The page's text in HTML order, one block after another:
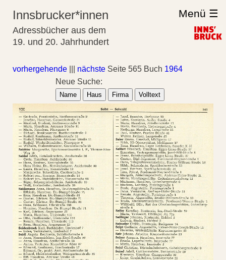
Innsbrucker*innen
Adressbücher aus dem
19. und 20. Jahrhundert
Menü ☰
vorhergehende nächste Seite 565 Buch 1964
Neue Suche:
Name Haus Firma Volltext